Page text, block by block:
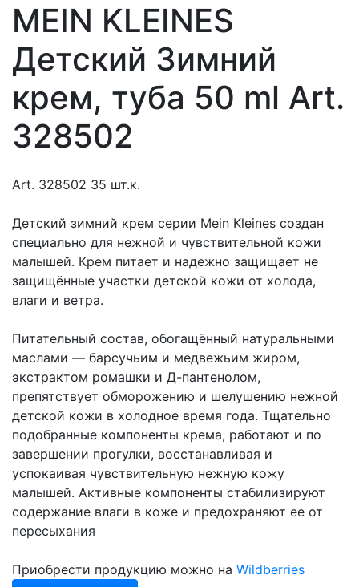
MEIN KLEINES
Детский Зимний
крем, туба 50 ml Art.
328502
Art. 328502 35 шт.к.
Детский зимний крем серии Mein Kleines создан
специально для нежной и чувствительной кожи
малышей. Крем питает и надежно защищает не
защищённые участки детской кожи от холода,
влаги и ветра.
Питательный состав, обогащённый натуральными
маслами — барсучьим и медвежьим жиром,
экстрактом ромашки и Д-пантенолом,
препятствует обморожению и шелушению нежной
детской кожи в холодное время года. Тщательно
подобранные компоненты крема, работают и по
завершении прогулки, восстанавливая и
успокаивая чувствительную нежную кожу
малышей. Активные компоненты стабилизируют
содержание влаги в коже и предохраняют ее от
пересыхания
Приобрести продукцию можно на Wildberries